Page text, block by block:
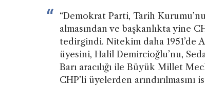
“Demokrat Parti, Tarih
almasından ve başkanlıkta yine
tedirgindi. Nitekim daha 1951’de
üyesini, Halil Demircioğlu’nu,
Barı aracılığı ile Büyük Millet
CHP’li üyelerden